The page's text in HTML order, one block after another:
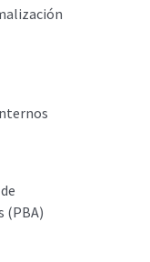
(PBA)